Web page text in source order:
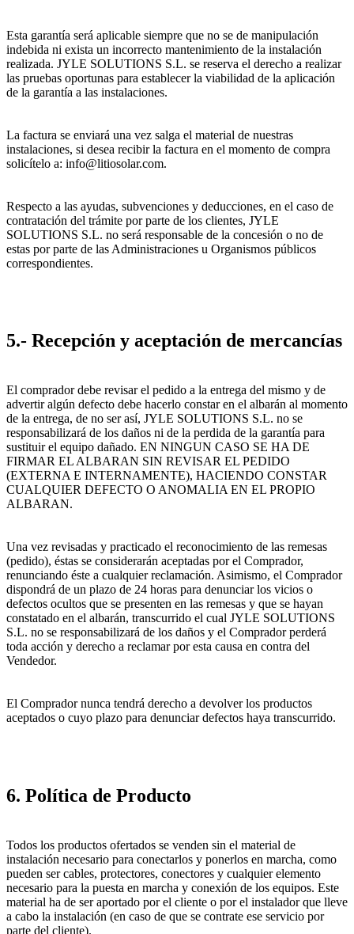
Esta garantía será aplicable siempre que no se de manipulación
indebida ni exista un incorrecto mantenimiento de la instalación
realizada. JYLE SOLUTIONS S.L. se reserva el derecho a realizar
las pruebas oportunas para establecer la viabilidad de la aplicación
de la garantía a las instalaciones.
La factura se enviará una vez salga el material de nuestras
instalaciones, si desea recibir la factura en el momento de compra
solicítelo a: info@litiosolar.com.
Respecto a las ayudas, subvenciones y deducciones, en el caso de
contratación del trámite por parte de los clientes, JYLE
SOLUTIONS S.L. no será responsable de la concesión o no de
estas por parte de las Administraciones u Organismos públicos
correspondientes.
5.- Recepción y aceptación de mercancías
El comprador debe revisar el pedido a la entrega del mismo y de
advertir algún defecto debe hacerlo constar en el albarán al momento
de la entrega, de no ser así, JYLE SOLUTIONS S.L. no se
responsabilizará de los daños ni de la perdida de la garantía para
sustituir el equipo dañado. EN NINGUN CASO SE HA DE
FIRMAR EL ALBARAN SIN REVISAR EL PEDIDO
(EXTERNA E INTERNAMENTE), HACIENDO CONSTAR
CUALQUIER DEFECTO O ANOMALIA EN EL PROPIO
ALBARAN.
Una vez revisadas y practicado el reconocimiento de las remesas
(pedido), éstas se considerarán aceptadas por el Comprador,
renunciando éste a cualquier reclamación. Asimismo, el Comprador
dispondrá de un plazo de 24 horas para denunciar los vicios o
defectos ocultos que se presenten en las remesas y que se hayan
constatado en el albarán, transcurrido el cual JYLE SOLUTIONS
S.L. no se responsabilizará de los daños y el Comprador perderá
toda acción y derecho a reclamar por esta causa en contra del
Vendedor.
El Comprador nunca tendrá derecho a devolver los productos
aceptados o cuyo plazo para denunciar defectos haya transcurrido.
6. Política de Producto
Todos los productos ofertados se venden sin el material de
instalación necesario para conectarlos y ponerlos en marcha, como
pueden ser cables, protectores, conectores y cualquier elemento
necesario para la puesta en marcha y conexión de los equipos. Este
material ha de ser aportado por el cliente o por el instalador que lleve
a cabo la instalación (en caso de que se contrate ese servicio por
parte del cliente).